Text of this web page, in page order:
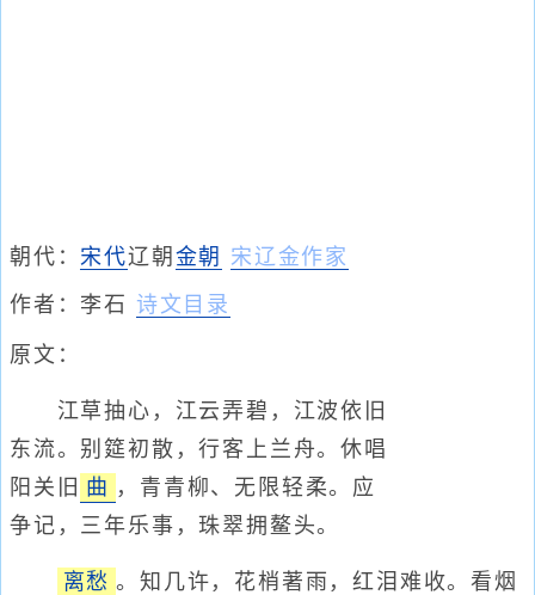
朝代：宋代辽朝 金朝 宋辽金作家
作者： 李石 诗文目录
原文：
江草抽心，江云弄碧，江波依旧
东流。别筵初散，行客上兰舟。休唱
阳关旧 曲 ，青青柳、无限轻柔。应
争记，三年乐事，珠翠拥鳌头。
离愁 。知几许，花梢著雨，红泪难收。看烟